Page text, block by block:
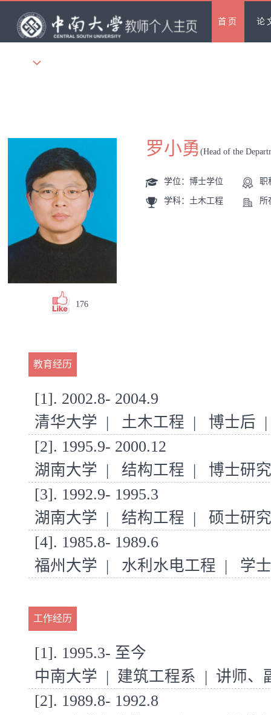
首页 论
176
罗小勇 (Head of the
学位：博士学位 职
学科：土木工程 所
教育经历
[1]. 2002.8- 2004.9
清华大学 | 土木工程 | 博士后 |
[2]. 1995.9- 2000.12
湖南大学 | 结构工程 | 博士研
[3]. 1992.9- 1995.3
湖南大学 | 结构工程 | 硕士研
[4]. 1985.8- 1989.6
福州大学 | 水利水电工程 | 学
工作经历
[1]. 1995.3- 至今
中南大学 | 建筑工程系 | 讲师、
[2]. 1989.8- 1992.8